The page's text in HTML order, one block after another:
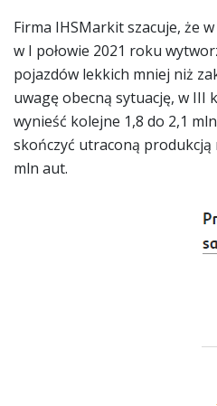
Firma IHSMarkit szacuje, że
w I połowie 2021 roku
pojazdów lekkich mniej niż
uwagę obecną sytuację, w III
wynieść kolejne 1,8 do 2,1
skończyć utraconą produkcją
mln aut.